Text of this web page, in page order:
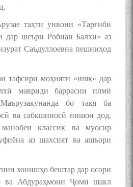
таҳти унвони «Тарғиби
дар шеъри Робиаи Балхӣ» аз
Саъдуллоевна пешниҳод
тафсири моҳияти «ишқ» дар
мавриди баррасии илмӣ
бо такя ба
ва сабкшиносӣ нишон дод,
классик ва муосир
аз шахсият ва ашъори
хонишҳо бештар дар осори
ва Абдураҳмони Ҷомӣ шакл
Beautiful
Qanoat)
the conflict
Persian
Мӯъмин
"гап"